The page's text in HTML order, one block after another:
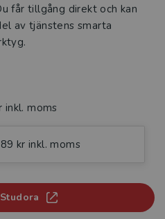
får tillgång direkt och kan
av tjänstens smarta
inkl. moms
kr inkl. moms